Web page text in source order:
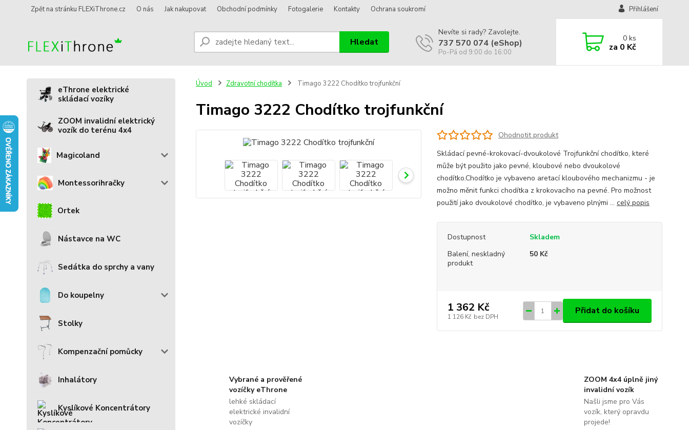
Zpět na stránku FLEXiThrone.cz O nás Jak nakupovat Obchodní podmínky Fotogalerie Kontakty Ochrana soukromí Přihlášení
Hledat
Nevíte si rady? Zavolejte.
737 570 074 (eShop)
Po-Pá od 9:00 do 16:00
0ks
za 0 Kč
eThrone elektrické
skládací vozíky
ZOOM invalidní elektrický
vozík do terénu 4x4
Magicoland
Montessorihračky
Ortek
Nástavce na WC
Sedátka do sprchy a vany
Do koupelny
Stolky
Kompenzační pomůcky
Inhalátory
Kyslíkové Koncentrátory
Úvod Zdravotní chodítka Timago 3222 Chodítko trojfunkční
Timago 3222 Chodítko trojfunkční
Ohodnotit produkt
Skládací pevné-krokovací-dvoukolové Trojfunkční chodítko, které
může být použito jako pevné, kloubové nebo dvoukolové
chodítko.Chodítko je vybaveno aretací kloubového mechanizmu - je
možno měnit funkci chodítka z krokovacího na pevné. Pro možnost
použití jako dvoukolové chodítko, je vybaveno plnými ... celý popis
Dostupnost
Skladem
Balení, neskladný
produkt
50 Kč
1 362 Kč
1 126 Kč bez DPH
Přidat do košíku
Vybrané a prověřené
vozíčky eThrone
lehké skládací
elektrické invalidní
vozíčky
ZOOM 4x4 úplně jiný
invalidní vozík
Našli jsme pro Vás
vozík, který opravdu
projede!